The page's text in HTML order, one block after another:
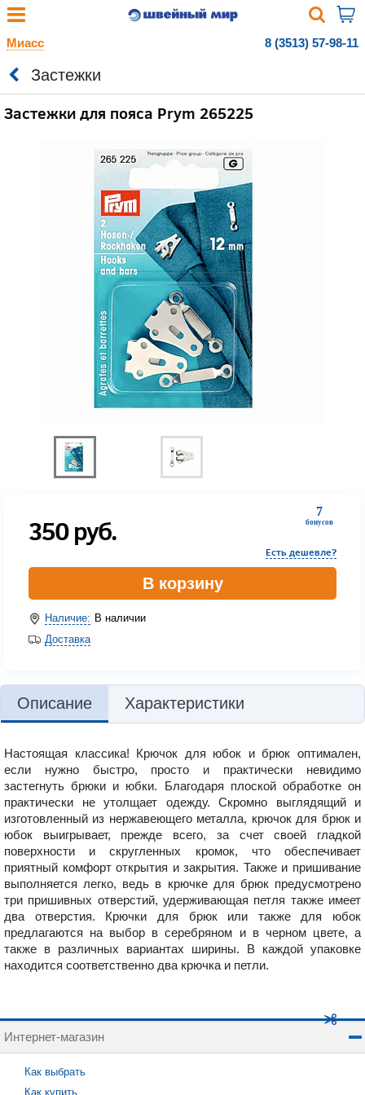
Миасс 8 (3513) 57-98-11
Застежки
Застежки для пояса Prym 265225
7
бонусов
350руб.
Есть дешевле?
В корзину
Наличие: В наличии
Доставка
Описание Характеристики
Настоящая классика! Крючок для юбок и брюк оптимален,
если нужно быстро, просто и практически невидимо
застегнуть брюки и юбки. Благодаря плоской обработке он
практически не утолщает одежду. Скромно выглядящий и
изготовленный из нержавеющего металла, крючок для брюк и
юбок выигрывает, прежде всего, за счет своей гладкой
поверхности и скругленных кромок, что обеспечивает
приятный комфорт открытия и закрытия. Также и пришивание
выполняется легко, ведь в крючке для брюк предусмотрено
три пришивных отверстий, удерживающая петля также имеет
два отверстия. Крючки для брюк или также для юбок
предлагаются на выбор в серебряном и в черном цвете, а
также в различных вариантах ширины. В каждой упаковке
находится соответственно два крючка и петли.
Интернет-магазин
Как выбрать
Как купить